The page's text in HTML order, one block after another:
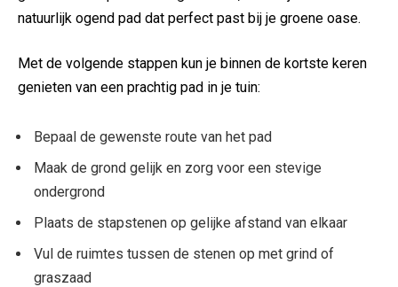
natuurlijk‍ ogend pad dat‍ perfect⁤ past ​bij je groene oase.
Met ​de volgende stappen kun je binnen de kortste keren
genieten van ​een⁤ prachtig pad​ in je tuin:
Bepaal‌ de ⁣gewenste route van het pad
Maak ​de grond gelijk en zorg ​voor een ⁣stevige
ondergrond
Plaats de ‍stapstenen ‍op ⁤gelijke afstand van elkaar
Vul⁢ de ruimtes ⁢tussen de stenen⁤ op ⁤met⁢ grind of
graszaad